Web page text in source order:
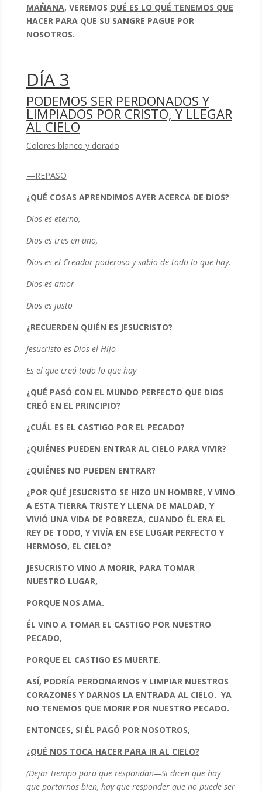
MAÑANA, VEREMOS QUÉ ES LO QUÉ TENEMOS QUE
HACERPARA QUE SU SANGRE PAGUE POR
NOSOTROS.
DÍA 3
PODEMOS SER PERDONADOS Y
LIMPIADOS POR CRISTO, Y LLEGAR
AL CIELO
Colores blanco y dorado
—REPASO
¿QUÉ COSAS APRENDIMOS AYER ACERCA DE DIOS?
Dios es eterno,
Dios es tres en uno,
Dios es el Creador poderoso y sabio de todo lo que hay.
Dios es amor
Dios es justo
¿RECUERDEN QUIÉN ES JESUCRISTO?
Jesucristo es Dios el Hijo
Es el que creó todo lo que hay
¿QUÉ PASÓ CON EL MUNDO PERFECTO QUE DIOS
CREÓ EN EL PRINCIPIO?
¿CUÁL ES EL CASTIGO POR EL PECADO?
¿QUIÉNES PUEDEN ENTRAR AL CIELO PARA VIVIR?
¿QUIÉNES NO PUEDEN ENTRAR?
¿POR QUÉ JESUCRISTO SE HIZO UN HOMBRE, Y VINO
A ESTA TIERRA TRISTE Y LLENA DE MALDAD, Y
VIVIÓ UNA VIDA DE POBREZA, CUANDO ÉL ERA EL
REY DE TODO, Y VIVÍA EN ESE LUGAR PERFECTO Y
HERMOSO, EL CIELO?
JESUCRISTO VINO A MORIR, PARA TOMAR
NUESTRO LUGAR,
PORQUE NOS AMA.
ÉL VINO A TOMAR EL CASTIGO POR NUESTRO
PECADO,
PORQUE EL CASTIGO ES MUERTE.
ASÍ, PODRÍA PERDONARNOS Y LIMPIAR NUESTROS
CORAZONES Y DARNOS LA ENTRADA AL CIELO. YA
NO TENEMOS QUE MORIR POR NUESTRO PECADO.
ENTONCES, SI ÉL PAGÓ POR NOSOTROS,
¿QUÉ NOS TOCA HACER PARA IR AL CIELO?
(Dejar tiempo para que respondan—Si dicen que hay
que portarnos bien, hay que responder que no puede ser